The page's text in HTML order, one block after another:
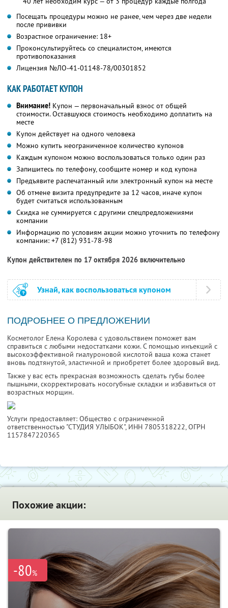
Посещать процедуры можно не ранее, чем через две недели
после прививки
Возрастное ограничение: 18+
Проконсультируйтесь со специалистом, имеются
противопоказания
Лицензия №ЛО-41-01148-78/00301852
КАК РАБОТАЕТ КУПОН
Внимание! Купон — первоначальный взнос от общей
стоимости. Оставшуюся стоимость необходимо доплатить на
месте
Купон действует на одного человека
Можно купить неограниченное количество купонов
Каждым купоном можно воспользоваться только один раз
Запишитесь по телефону, сообщите номер и код купона
Предъявите распечатанный или электронный купон на месте
Об отмене визита предупредите за 12 часов, иначе купон
будет считаться использованным
Скидка не суммируется с другими спецпредложениями
компании
Информацию по условиям акции можно уточнить по телефону
компании: +7 (812) 931-78-98
Купон действителен по 17 октября 2026 включительно
Узнай, как воспользоваться купоном
ПОДРОБНЕЕ О ПРЕДЛОЖЕНИИ
Косметолог Елена Королева с удовольствием поможет вам
справиться с любыми недостатками кожи. С помощью инъекций с
высокоэффективной гиалуроновой кислотой ваша кожа станет
вновь подтянутой, эластичной и приобретет более здоровый вид.
Также у вас есть прекрасная возможность сделать губы более
пышными, скорректировать носогубные складки и избавиться от
возрастных морщин.
Услуги предоставляет: Общество с ограниченной
ответственностью "СТУДИЯ УЛЫБОК", ИНН 7805318222, ОГРН
1157847220365
Похожие акции:
-80%